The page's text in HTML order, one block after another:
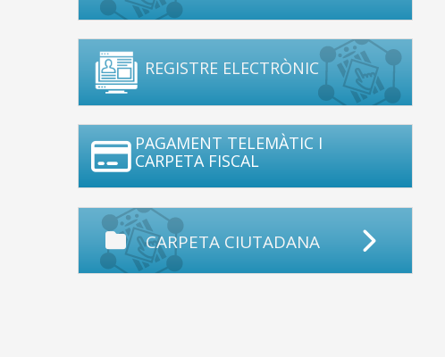
REGISTRE ELECTRÒNIC
PAGAMENT TELEMÀTIC I
CARPETA FISCAL
CARPETA CIUTADANA